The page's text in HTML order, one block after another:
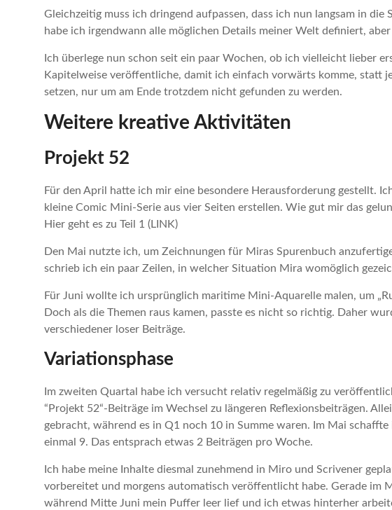
Gleichzeitig muss ich dringend aufpassen, dass ich nun langsam in
habe ich irgendwann alle möglichen Details meiner Welt definiert,
Ich überlege nun schon seit ein paar Wochen, ob ich vielleicht lieber
Kapitelweise veröffentliche, damit ich einfach vorwärts komme, statt
setzen, nur um am Ende trotzdem nicht gefunden zu werden.
Weitere kreative Aktivitäten
Projekt 52
Für den April hatte ich mir eine besondere Herausforderung gestellt.
kleine Comic Mini-Serie aus vier Seiten erstellen. Wie gut mir das
Hier geht es zu Teil 1 (LINK)
Den Mai nutzte ich, um Zeichnungen für Miras Spurenbuch
schrieb ich ein paar Zeilen, in welcher Situation Mira womöglich
Für Juni wollte ich ursprünglich maritime Mini-Aquarelle malen, um
Doch als die Themen raus kamen, passte es nicht so richtig. Daher
verschiedener loser Beiträge.
Variationsphase
Im zweiten Quartal habe ich versucht relativ regelmäßig zu
“Projekt 52“-Beiträge im Wechsel zu längeren Reflexionsbeiträgen.
gebracht, während es in Q1 noch 10 in Summe waren. Im Mai
einmal 9. Das entsprach etwas 2 Beiträgen pro Woche.
Ich habe meine Inhalte diesmal zunehmend in Miro und Scrivener
vorbereitet und morgens automatisch veröffentlicht habe. Gerade im
während Mitte Juni mein Puffer leer lief und ich etwas hinterher